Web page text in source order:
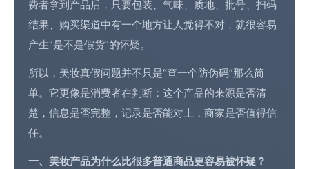
费者拿到产品后，只要包装、气味、质地、批号、扫码
结果、购买渠道中有一个地方让人觉得不对，就很容易
产生“是不是假货”的怀疑。
所以，美妆真假问题并不只是“查一个防伪码”那么简
单。它更像是消费者在判断：这个产品的来源是否清
楚，信息是否完整，记录是否能对上，商家是否值得信
任。
一、美妆产品为什么比很多普通商品更容易被怀疑？